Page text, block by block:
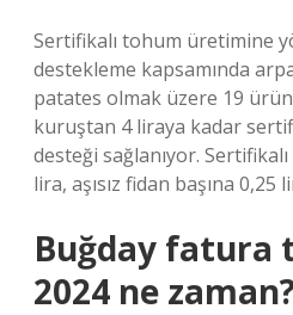
Sertifikalı tohum üretimine
destekleme kapsamında
patates olmak üzere 19
kuruştan 4 liraya kadar
desteği sağlanıyor. Sertifikalı
lira, aşısız fidan başına 0,25
Buğday fatura
2024 ne